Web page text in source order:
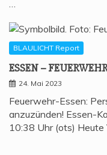
…
BLAULICHT Report
ESSEN –
24. Mai 2023
Feuerwehr-Essen:
anzuzünden! Essen-
10:38 Uhr (ots)